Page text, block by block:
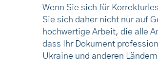
Wenn Sie sich für
Sie sich daher nicht nur auf
hochwertige Arbeit, die alle
dass Ihr Dokument
Ukraine und anderen